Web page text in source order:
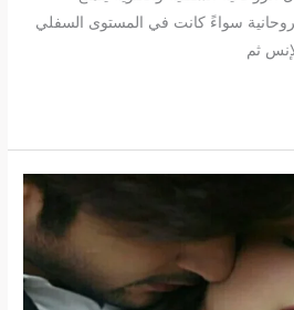
سواءً كانت في المستوى السفلي
ثم